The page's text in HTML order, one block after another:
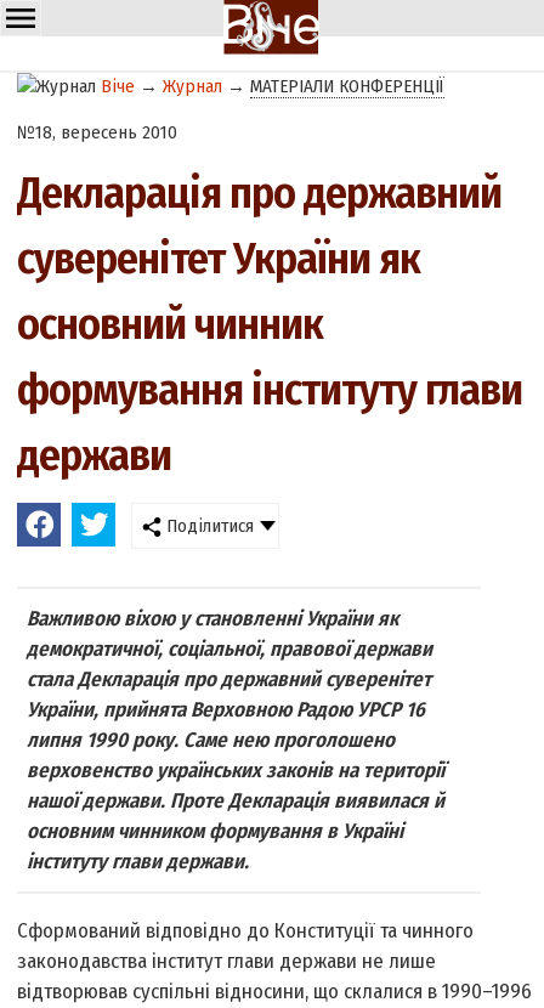
Віче →Журнал →МАТЕРІАЛИ КОНФЕРЕНЦІЇ
№18, вересень 2010
Декларація про державний
суверенітет України як
основний чинник
формування інституту глави
держави
Поділитися
Важливою віхою у становленні України як
демократичної, соціальної, правової держави
стала Декларація про державний суверенітет
України, прийнята Верховною Радою УРСР 16
липня 1990 року. Саме нею проголошено
верховенство українських законів на території
нашої держави. Проте Декларація виявилася й
основним чинником формування в Україні
інституту глави держави.
Сформований відповідно до Конституції та чинного
законодавства інститут глави держави не лише
відтворював суспільні відносини, що склалися в 1990–1996